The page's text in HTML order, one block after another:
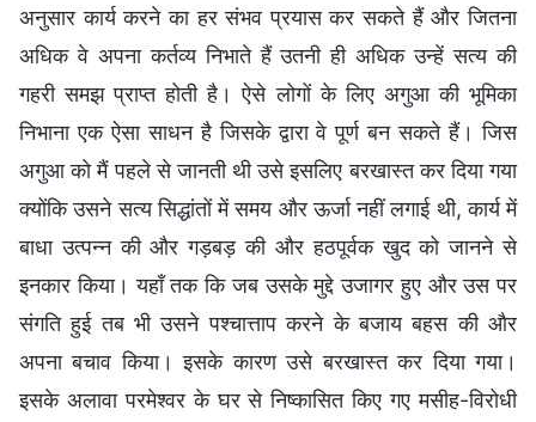
अनुसार कार्य करने का हर संभव प्रयास कर सकते हैं और जितना
अधिक वे अपना कर्तव्य निभाते हैं उतनी ही अधिक उन्हें सत्य की
गहरी समझ प्राप्त होती है। ऐसे लोगों के लिए अगुआ की भूमिका
निभाना एक ऐसा साधन है जिसके द्वारा वे पूर्ण बन सकते हैं। जिस
अगुआ को मैं पहले से जानती थी उसे इसलिए बरखास्त कर दिया गया
क्योंकि उसने सत्य सिद्धांतों में समय और ऊर्जा नहीं लगाई थी, कार्य में
बाधा उत्पन्न की और गड़बड़ की और हठपूर्वक खुद को जानने से
इनकार किया। यहाँ तक कि जब उसके मुद्दे उजागर हुए और उस पर
संगति हुई तब भी उसने पश्चात्ताप करने के बजाय बहस की और
अपना बचाव किया। इसके कारण उसे बरखास्त कर दिया गया।
इसके अलावा परमेश्वर के घर से निष्कासित किए गए मसीह-विरोधी